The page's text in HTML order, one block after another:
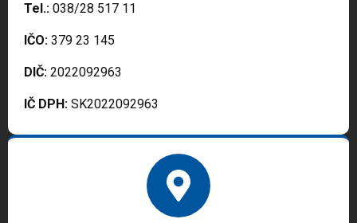
Tel.: 038/28 517 11
IČO: 379 23 145
DIČ: 2022092963
IČ DPH: SK2022092963